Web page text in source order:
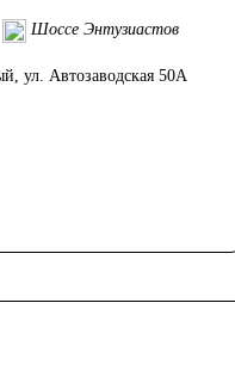
Шоссе Энтузиастов
ул. Автозаводская 50А